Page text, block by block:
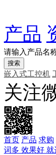
产品
请输入产品名
嵌入式工控机
关注
首页 产品 求购
词多 效果好 就